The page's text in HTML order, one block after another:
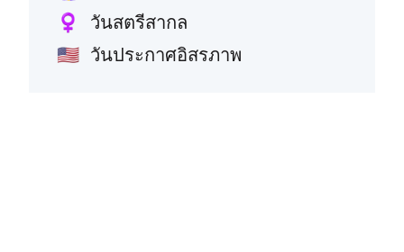
♀️ วันสตรีสากล
🇺🇸 วันประกาศอิสรภาพ